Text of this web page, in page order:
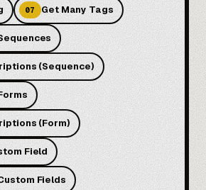
07 Get Many Tags
(Sequence)
(Form)
Field
Fields